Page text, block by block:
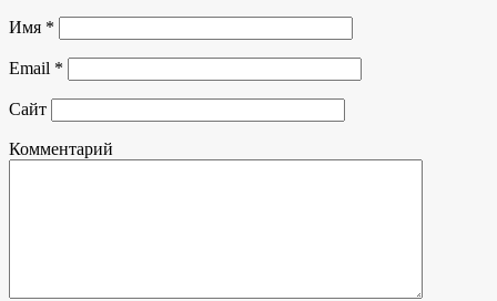
Имя *
Email *
Сайт
Комментарий